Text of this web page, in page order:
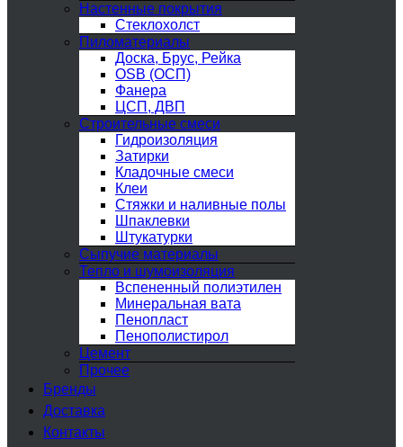
Настенные покрытия
Стеклохолст
Пиломатериалы
Доска, Брус, Рейка
OSB (ОСП)
Фанера
ЦСП, ДВП
Строительные смеси
Гидроизоляция
Затирки
Кладочные смеси
Клеи
Стяжки и наливные полы
Шпаклевки
Штукатурки
Сыпучие материалы
Тепло и шумоизоляция
Вспененный полиэтилен
Минеральная вата
Пенопласт
Пенополистирол
Цемент
Прочее
Бренды
Доставка
Контакты